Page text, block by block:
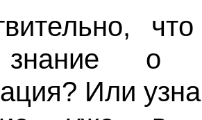
о
Или